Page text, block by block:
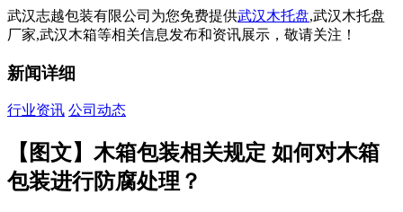
武汉志越包装有限公司为您免费提供武汉木托盘,武汉木托盘
厂家,武汉木箱等相关信息发布和资讯展示，敬请关注！
新闻详细
行业资讯 公司动态
【图文】木箱包装相关规定 如何对木箱
包装进行防腐处理？